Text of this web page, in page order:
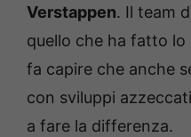
Verstappen. Il team
quello che ha fatto
fa capire che anche
con sviluppi
a fare la differenza.